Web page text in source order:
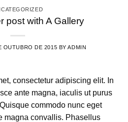
post with A Gallery
OUTUBRO DE 2015 BYADMIN
consectetur adipiscing elit. In
ante magna, iaculis ut purus
commodo nunc eget
magna convallis. Phasellus